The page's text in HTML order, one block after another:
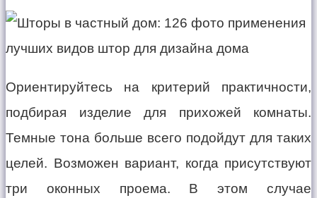
Ориентируйтесь на критерий практичности,
подбирая изделие для прихожей комнаты.
Темные тона больше всего подойдут для таких
целей. Возможен вариант, когда присутствуют
три оконных проема. В этом случае